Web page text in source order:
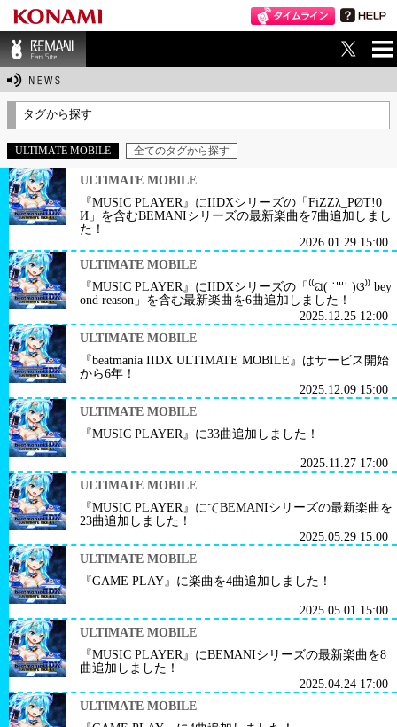
BEMANI Fan Sit
タグから探す
ULTIMATE MOBILE 全てのタグから探す
ULTIMATE MOBILE
『MUSIC PLAYER』にIIDXシリーズの「FiZZλ_PØT!0
И」を含むBEMANIシリーズの最新楽曲を7曲追加しまし
た！
2026.01.29 15:00
ULTIMATE MOBILE
『MUSIC PLAYER』にIIDXシリーズの「⁽⁽ଘ( ˙꒳˙ )ଓ⁾⁾ bey
ond reason」を含む最新楽曲を6曲追加しました！
2025.12.25 12:00
ULTIMATE MOBILE
『beatmania IIDX ULTIMATE MOBILE』はサービス開始
から6年！
2025.12.09 15:00
ULTIMATE MOBILE
『MUSIC PLAYER』に33曲追加しました！
2025.11.27 17:00
ULTIMATE MOBILE
『MUSIC PLAYER』にてBEMANIシリーズの最新楽曲を
23曲追加しました！
2025.05.29 15:00
ULTIMATE MOBILE
『GAME PLAY』に楽曲を4曲追加しました！
2025.05.01 15:00
ULTIMATE MOBILE
『MUSIC PLAYER』にBEMANIシリーズの最新楽曲を8
曲追加しました！
2025.04.24 17:00
ULTIMATE MOBILE